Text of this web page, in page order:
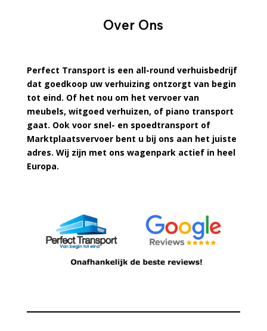
Over Ons
Perfect Transport is een all-round verhuisbedrijf
dat goedkoop uw verhuizing ontzorgt van begin
tot eind. Of het nou om het vervoer van
meubels, witgoed verhuizen, of piano transport
gaat. Ook voor snel- en spoedtransport of
Marktplaatsvervoer bent u bij ons aan het juiste
adres. Wij zijn met ons wagenpark actief in heel
Europa.